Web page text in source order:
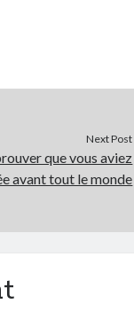
Next Post
que vous aviez
avant tout le monde